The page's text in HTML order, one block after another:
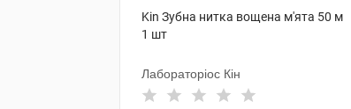
Kin Зубна нитка вощена м'ята 50 м
1 шт
Лабораторіос Кін